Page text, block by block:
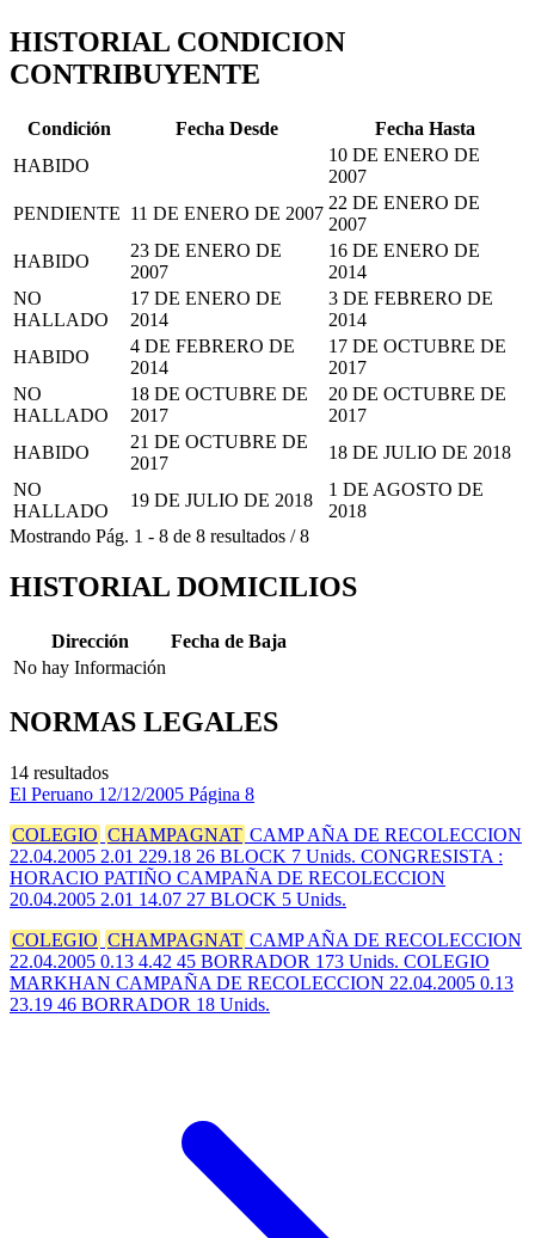
HISTORIAL CONDICION
CONTRIBUYENTE
Condición Fecha Desde
Fecha Hasta
HABIDO
10 DE ENERO DE
2007
PENDIENTE 11 DE ENERO DE 2007
22 DE ENERO DE
2007
HABIDO
23 DE ENERO DE
2007
16 DE ENERO DE
2014
NO
HALLADO
17 DE ENERO DE
2014
3 DE FEBRERO DE
2014
HABIDO
4 DE FEBRERO DE
2014
17 DE OCTUBRE DE
2017
NO
HALLADO
18 DE OCTUBRE DE
2017
20 DE OCTUBRE DE
2017
HABIDO
21 DE OCTUBRE DE
2017
18 DE JULIO DE 2018
NO
HALLADO
19 DE JULIO DE 2018
1 DE AGOSTO DE
2018
Mostrando Pág. 1 - 8 de 8 resultados /8
HISTORIAL DOMICILIOS
Dirección
Fecha de Baja
No hay Información
NORMAS LEGALES
14 resultados
El Peruano 12/12/2005 Página 8
COLEGIO CHAMPAGNAT CAMP AÑA DE RECOLECCION
22.04.2005 2.01 229.18 26 BLOCK 7 Unids. CONGRESISTA :
HORACIO PATIÑO CAMPAÑA DE RECOLECCION
20.04.2005 2.01 14.07 27 BLOCK 5 Unids.
COLEGIO CHAMPAGNAT CAMP AÑA DE RECOLECCION
22.04.2005 0.13 4.42 45 BORRADOR 173 Unids. COLEGIO
MARKHAN CAMPAÑA DE RECOLECCION 22.04.2005 0.13
23.19 46 BORRADOR 18 Unids.